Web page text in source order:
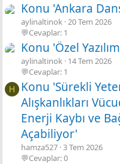
Konu 'Ankara
aylinaltinok 20 Tem 2026
💬Cevaplar: 1
Konu 'Özel
aylinaltinok 14 Tem 2026
💬Cevaplar: 1
H
Konu 'Sürekli
Alışkanlıkları
Enerji Kaybı ve
Açabiliyor'
hamza527 3 Tem 2026
💬Cevaplar: 0